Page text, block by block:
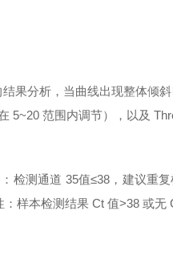
果分析，当曲线出现整体倾
5~20 范围内调节），以及
检测通道 35值≤38，建议重
样本检测结果 Ct 值>38 或无